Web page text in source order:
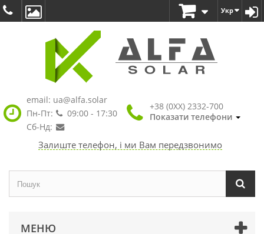
Укр
email: ua@alfa.solar
Пн-Пт:
09:00 - 17:30
Сб-Нд:
+38 (0XX) 2332-700
Показати телефони
Залиште телефон, і ми Вам передзвонимо
МЕНЮ